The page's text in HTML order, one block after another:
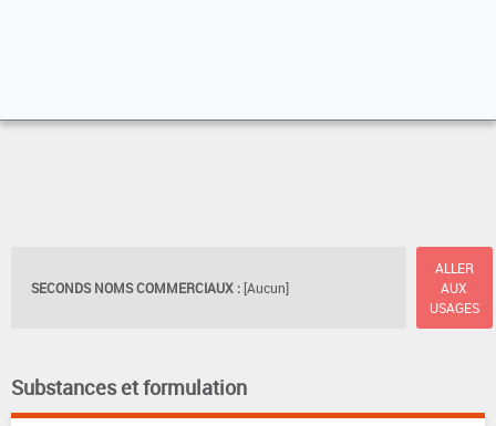
SECONDS NOMS COMMERCIAUX : [Aucun]
ALLER
AUX
USAGES
Substances et formulation